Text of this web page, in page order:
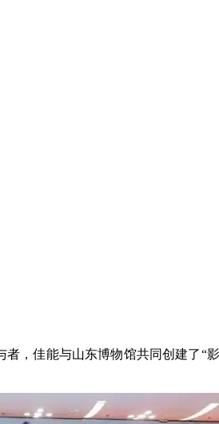
，佳能与山东博物馆共同创建了“